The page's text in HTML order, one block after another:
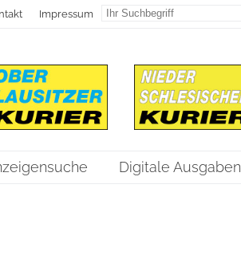
Impressum
Digitale Ausgaben